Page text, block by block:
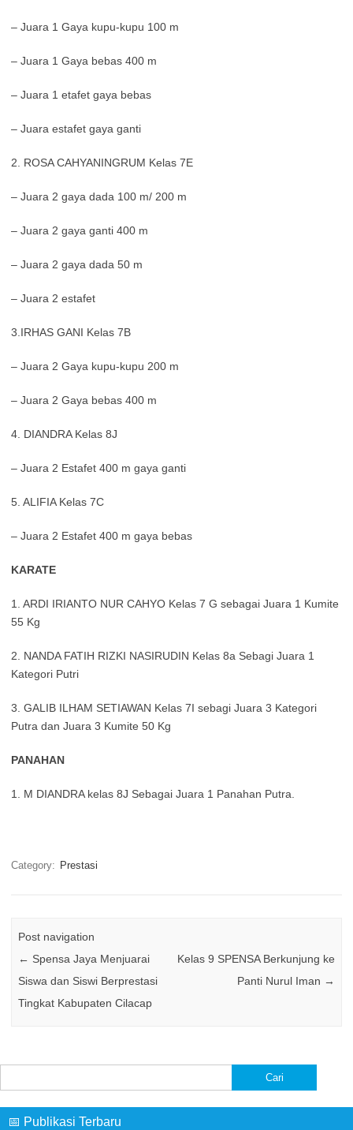
– Juara 1 Gaya kupu-kupu 100 m
– Juara 1 Gaya bebas 400 m
– Juara 1 etafet gaya bebas
– Juara estafet gaya ganti
2. ROSA CAHYANINGRUM Kelas 7E
– Juara 2 gaya dada 100 m/ 200 m
– Juara 2 gaya ganti 400 m
– Juara 2 gaya dada 50 m
– Juara 2 estafet
3.IRHAS GANI Kelas 7B
– Juara 2 Gaya kupu-kupu 200 m
– Juara 2 Gaya bebas 400 m
4. DIANDRA Kelas 8J
– Juara 2 Estafet 400 m gaya ganti
5. ALIFIA Kelas 7C
– Juara 2 Estafet 400 m gaya bebas
KARATE
1. ARDI IRIANTO NUR CAHYO Kelas 7 G sebagai Juara 1 Kumite
55 Kg
2. NANDA FATIH RIZKI NASIRUDIN Kelas 8a Sebagi Juara 1
Kategori Putri
3. GALIB ILHAM SETIAWAN Kelas 7I sebagi Juara 3 Kategori
Putra dan Juara 3 Kumite 50 Kg
PANAHAN
1. M DIANDRA kelas 8J Sebagai Juara 1 Panahan Putra.
Category: Prestasi
Post navigation
← Spensa Jaya Menjuarai
Siswa dan Siswi Berprestasi
Tingkat Kabupaten Cilacap
Kelas 9 SPENSA Berkunjung ke
Panti Nurul Iman →
untuk:
📅 Publikasi Terbaru